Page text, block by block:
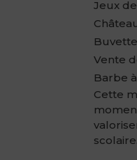
Jeux
Buvette
Vente
Barbe
Cette
scolaire.